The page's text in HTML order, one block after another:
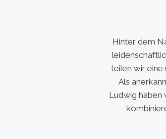
Hinter dem
teilen wir eine
Als
Ludwig haben